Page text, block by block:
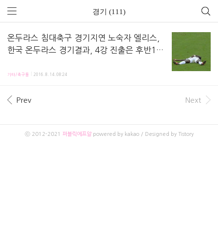
경기 (111)
온두라스 침대축구 경기지연 노숙자 엘리스,
한국 온두라스 경기결과, 4강 진출은 후반15
구 8강
한국과 온두라스의 리우올림픽 8강전이 한국시간 8월 14일 아침 7시 브라질 미네이라오 체육
기타/축구들 2016. 8. 14. 08:24
Prev Next
ⓒ 2012-2021 퍼블릭에프알powered by kakao / Designed by Tistory